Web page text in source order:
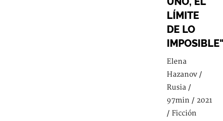
LÍMITE
DE LO
Elena
Hazanov /
Rusia /
97min / 2021
/ Ficción